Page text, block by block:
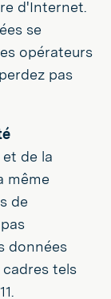
d'Internet.
se
opérateurs
pas
de la
même
de
données
tels